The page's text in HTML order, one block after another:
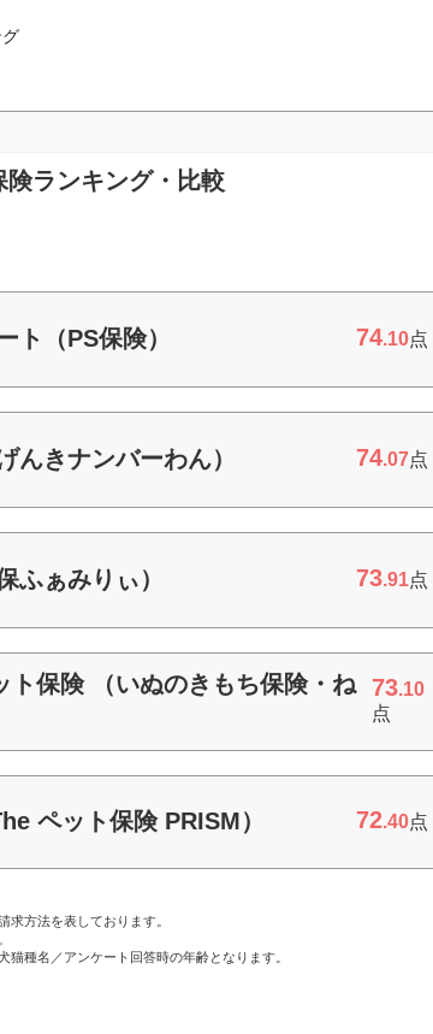
険ランキング・比較
ト（PS保険） 74.10点
んきナンバーわん） 74.07点
ふぁみりぃ） 73.91点
ト保険 （いぬのきもち保険・ね
73.10
点
ペット保険 PRISM） 72.40点
方法を表しております。
種名／アンケート回答時の年齢となります。